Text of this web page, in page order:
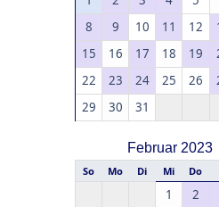
8
9 10 11 12
15
16 17 18 19
22
23 24 25 26
29
30 31
Februar 2023
So Mo Di Mi Do
1 2